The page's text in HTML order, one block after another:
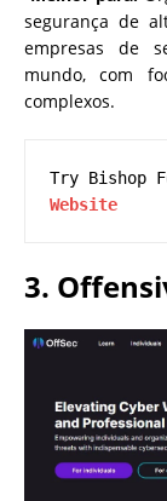
segurança de
empresas de
mundo, com
complexos.
Try Bishop
Website
3.